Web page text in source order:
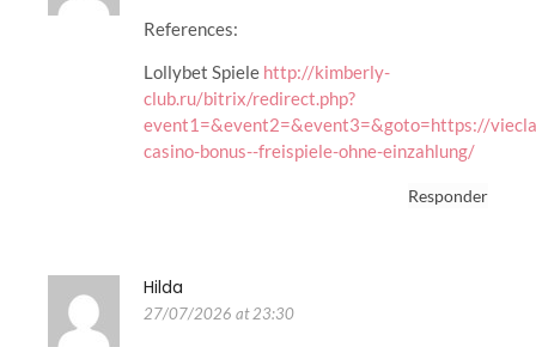
References:
Lollybet Spiele http://kimberly-
club.ru/bitrix/redirect.php?
event1=&event2=&event3=&goto=https://
casino-bonus-️-freispiele-ohne-einzahlung/
Responder
Hilda
27/07/2026 at 23:30